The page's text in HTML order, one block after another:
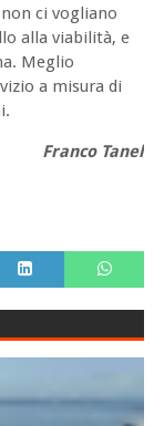
ci vogliano
alla viabilità, e
Meglio
a misura di
Franco Tanel